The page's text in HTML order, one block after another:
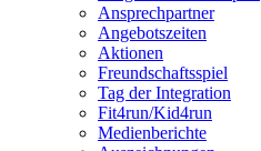
Ansprechpartner
Angebotszeiten
Aktionen
Freundschaftsspiel
Tag der Integration
Fit4run/Kid4run
Medienberichte